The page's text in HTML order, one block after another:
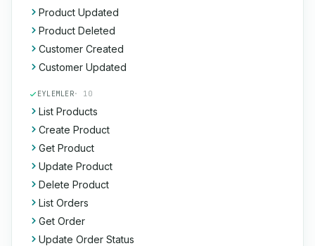
Product Updated
Product Deleted
Customer Created
Customer Updated
EYLEMLER· 10
List Products
Create Product
Get Product
Update Product
Delete Product
List Orders
Get Order
Update Order Status